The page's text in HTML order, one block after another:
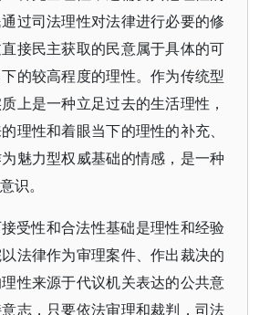
过司法理性对法律进行必要的修
接民主获取的民意属于具体的可
的较高程度的理性。作为传统型
上是一种立足过去的生活理性，
理性和着眼当下的理性的补充、
魅力型权威基础的情感，是一种
识。
受性和合法性基础是理性和经验
法律作为审理案件、作出裁决的
性来源于代议机关表达的公共意
志，只要依法审理和裁判，司法